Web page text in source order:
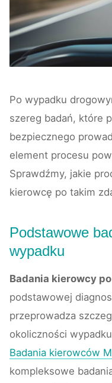
Po wypadku
szereg badań, które
bezpiecznego
element procesu
Sprawdźmy, jakie
kierowcę po takim
Podstawowe
wypadku
Badania kierowcy
podstawowej
przeprowadza
okoliczności
Badania kierowców
kompleksowe